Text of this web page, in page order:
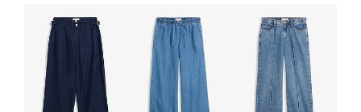
Tričko s lodičkovým výstrihom
8,49 €